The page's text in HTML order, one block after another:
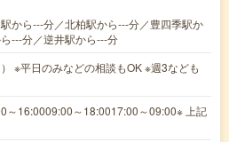
から---分／北柏駅から---分／豊四季駅か
---分／逆井駅から---分
※平日のみなどの相談もOK ※週3なども
～16:0009:00～18:0017:00～09:00※ 上記